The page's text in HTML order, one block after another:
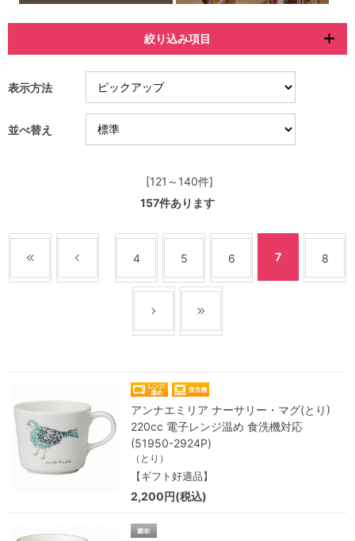
絞り込み項目
表示方法
並べ替え
[121～140件]
157件あります
4 5 6 7 8
アンナエミリア ナーサリー・マグ(とり)
220cc 電子レンジ温め 食洗機対応
(51950-2924P)
（とり）
【ギフト好適品】
2,200円(税込)